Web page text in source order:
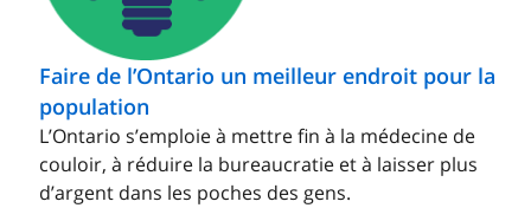
Faire de l’Ontario un meilleur endroit pour la
population
L’Ontario s’emploie à mettre fin à la médecine de
couloir, à réduire la bureaucratie et à laisser plus
d’argent dans les poches des gens.